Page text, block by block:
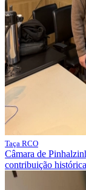
Taça RCO
Câmara de
contribuição